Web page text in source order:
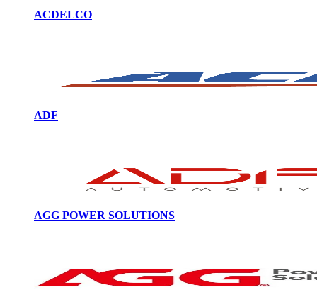
ACDELCO
ADF
AGG POWER SOLUTIONS